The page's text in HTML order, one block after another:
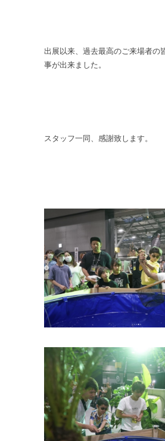
出展以来、過去最高のご来場者の
事が出来ました。
スタッフ一同、感謝致します。